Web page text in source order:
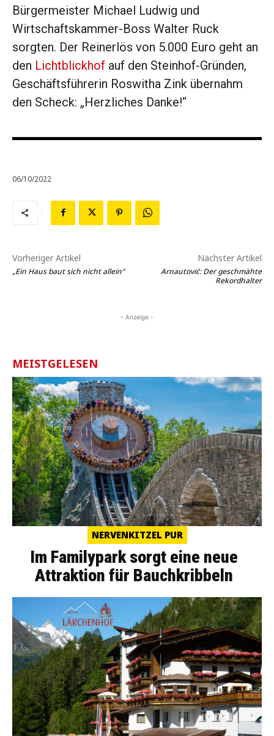
Bürgermeister Michael Ludwig und
Wirtschaftskammer-Boss Walter Ruck
sorgten. Der Reinerlös von 5.000 Euro geht an
den Lichtblickhof auf den Steinhof-Gründen,
Geschäftsführerin Roswitha Zink übernahm
den Scheck: „Herzliches Danke!“
06/10/2022
Vorheriger Artikel
„Ein Haus baut sich nicht allein“
Nächster Artikel
Arnautović: Der geschmähte
Rekordhalter
- Anzeige -
MEISTGELESEN
NERVENKITZEL PUR
Im Familypark sorgt eine neue
Attraktion für Bauchkribbeln